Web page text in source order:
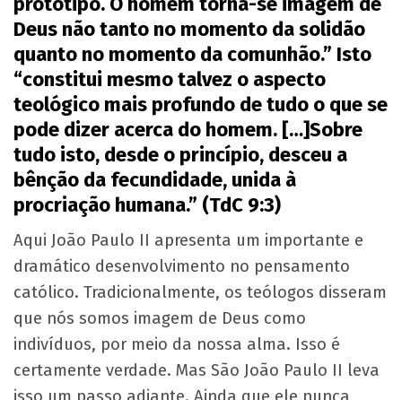
Deus não tanto no momento da solidão
quanto no momento da comunhão.” Isto
“constitui mesmo talvez o aspecto
teológico mais profundo de tudo o que se
pode dizer acerca do homem. […]Sobre
tudo isto, desde o princípio, desceu a
bênção da fecundidade, unida à
procriação humana.” (TdC 9:3)
Aqui João Paulo II apresenta um importante e
dramático desenvolvimento no pensamento
católico. Tradicionalmente, os teólogos disseram
que nós somos imagem de Deus como
indivíduos, por meio da nossa alma. Isso é
certamente verdade. Mas São João Paulo II leva